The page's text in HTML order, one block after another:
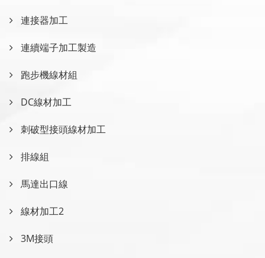
連接器加工
連續端子加工製造
跑步機線材組
DC線材加工
刺破型接頭線材加工
排線組
馬達出口線
線材加工2
3M接頭